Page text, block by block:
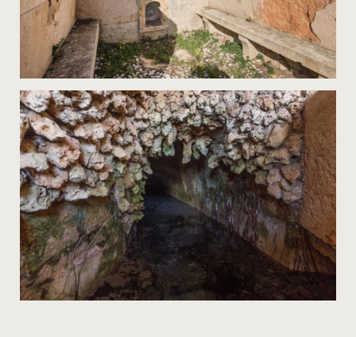
Italiano
English